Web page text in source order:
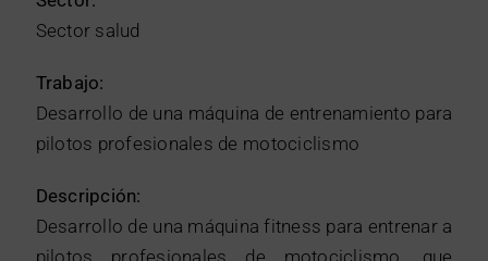
Sector salud
Trabajo:
Desarrollo de una máquina de entrenamiento para
pilotos profesionales de motociclismo
Descripción:
Desarrollo de una máquina fitness para entrenar a
pilotos profesionales de motociclismo, que